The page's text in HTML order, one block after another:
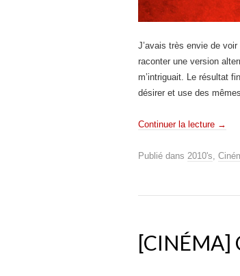
J’avais très envie de
raconter une version
m’intriguait. Le résultat
désirer et use des
Continuer la lecture →
Publié dans 2010's
[CINÉMA]